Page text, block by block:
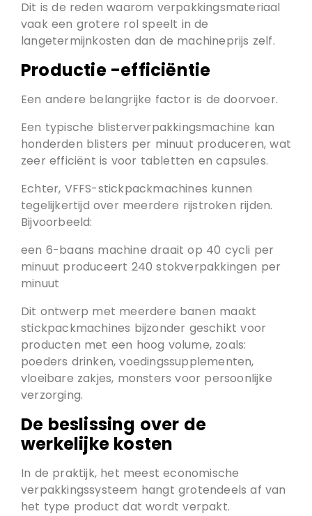
Dit is de reden waarom verpakkingsmateriaal
vaak een grotere rol speelt in de
langetermijnkosten dan de machineprijs zelf.
Productie -efficiëntie
Een andere belangrijke factor is de doorvoer.
Een typische blisterverpakkingsmachine kan
honderden blisters per minuut produceren, wat
zeer efficiënt is voor tabletten en capsules.
Echter, VFFS-stickpackmachines kunnen
tegelijkertijd over meerdere rijstroken rijden.
Bijvoorbeeld:
een 6-baans machine draait op 40 cycli per
minuut produceert 240 stokverpakkingen per
minuut
Dit ontwerp met meerdere banen maakt
stickpackmachines bijzonder geschikt voor
producten met een hoog volume, zoals:
poeders drinken, voedingssupplementen,
vloeibare zakjes, monsters voor persoonlijke
verzorging.
De beslissing over de
werkelijke kosten
In de praktijk, het meest economische
verpakkingssysteem hangt grotendeels af van
het type product dat wordt verpakt.